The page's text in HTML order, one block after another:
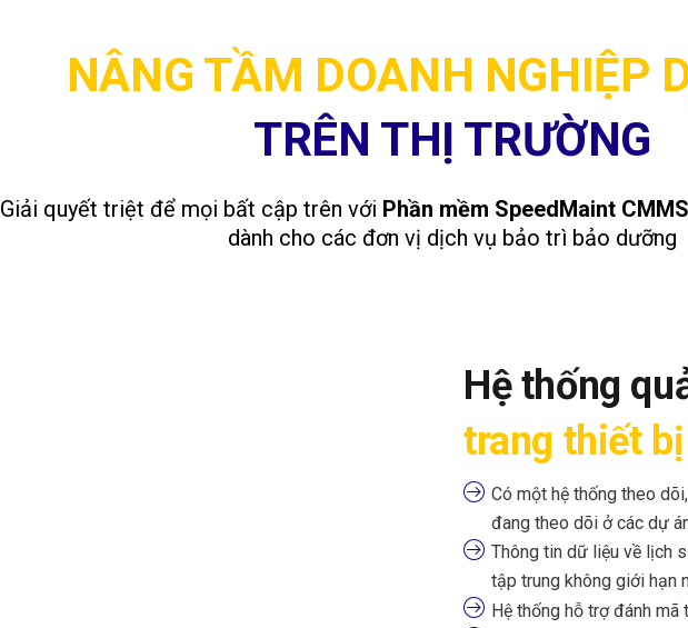
NÂNG TẦM DOANH NGHIỆP
TRÊN THỊ TRƯỜNG
Giải quyết triệt để mọi bất cập trên với Phần mềm SpeedMaint
dành cho các đơn vị dịch vụ bảo trì bảo dưỡng
Hệ thống
trang thiết
Có một hệ thống theo
đang theo dõi ở các dự
Thông tin dữ liệu về lịch
tập trung không giới hạn
Hệ thống hỗ trợ đánh